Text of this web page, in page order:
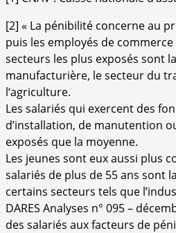
[2] « La pénibilité concerne au
puis les employés de commerce
secteurs les plus exposés sont
manufacturière, le secteur du
l‘agriculture.
Les salariés qui exercent des
d’installation, de manutention
exposés que la moyenne.
Les jeunes sont eux aussi plus
salariés de plus de 55 ans sont
certains secteurs tels que
DARES Analyses n° 095 –
des salariés aux facteurs de